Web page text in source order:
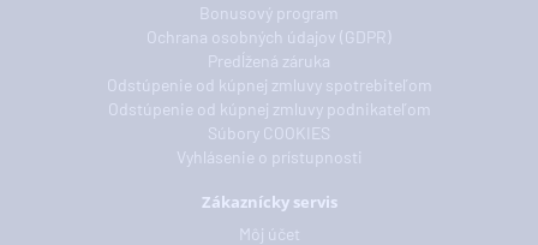
Bonusový program
Ochrana osobných údajov (GDPR)
Predĺžená záruka
Odstúpenie od kúpnej zmluvy spotrebiteľom
Odstúpenie od kúpnej zmluvy podnikateľom
Súbory COOKIES
Vyhlásenie o prístupnosti
Zákaznícky servis
Môj účet